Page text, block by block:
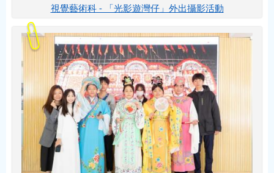
視覺藝術科 - 「光影遊灣仔」外出攝影活動